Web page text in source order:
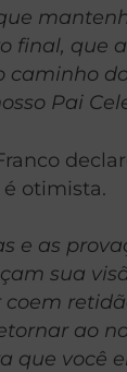
final, que
caminho
Pai
otimista.
e as
sua
coem
ao
que você